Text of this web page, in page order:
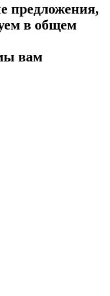
предложения,
в общем
вам